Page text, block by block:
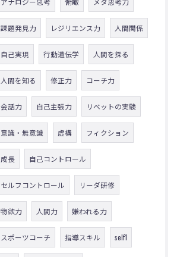
課題発見力 レジリエンス力 人間関係
自己実現 行動遺伝学 人間を探る
人間を知る 修正力 コーチ力
会話力 自己主張力 リベットの実験
意識・無意識 虚構 フィクション
成長 自己コントロール
セルフコントロール リーダ研修
物欲力 人間力 嫌われる力
スポーツコーチ 指導スキル self1